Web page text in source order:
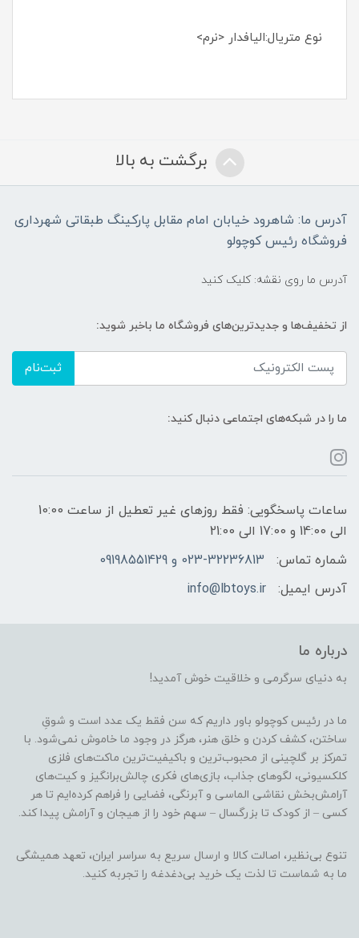
نوع متریال:الیافدار <نرم>
برگشت به بالا
آدرس ما: شاهرود خیابان امام مقابل پارکینگ طبقاتی شهرداری
فروشگاه رئیس کوچولو
آدرس ما روی نقشه: کلیک کنید
از تخفیف‌ها و جدیدترین‌های فروشگاه ما باخبر شوید:
ثبت‌نام
ما را در شبکه‌های اجتماعی دنبال کنید:
ساعات پاسخگویی: فقط روزهای غیر تعطیل از ساعت 10:00
الی 14:00 و 17:00 الی 21:00
شماره تماس:
023-32236813 و 09198551429
آدرس ایمیل:
info@lbtoys.ir
درباره ما
به دنیای سرگرمی و خلاقیت خوش آمدید!
ما در رئیس کوچولو باور داریم که سن فقط یک عدد است و شوقِ
ساختن، کشف کردن و خلق هنر، هرگز در وجود ما خاموش نمی‌شود. با
تمرکز بر گلچینی از محبوب‌ترین و باکیفیت‌ترین ماکت‌های فلزی
کلکسیونی، لگوهای جذاب، بازی‌های فکری چالش‌برانگیز و کیت‌های
آرامش‌بخش نقاشی الماسی و آبرنگی، فضایی را فراهم کرده‌ایم تا هر
کسی – از کودک تا بزرگسال – سهم خود را از هیجان و آرامش پیدا کند.
تنوع بی‌نظیر، اصالت کالا و ارسال سریع به سراسر ایران، تعهد همیشگی
ما به شماست تا لذت یک خرید بی‌دغدغه را تجربه کنید.